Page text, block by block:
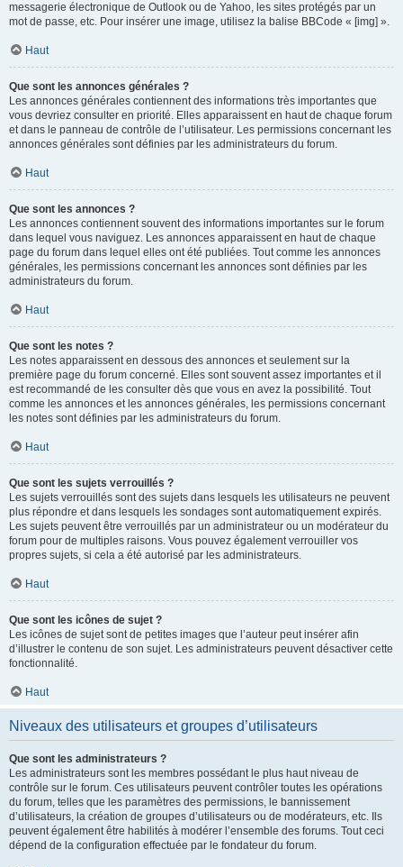
messagerie électronique de Outlook ou de Yahoo, les sites protégés par un
mot de passe, etc. Pour insérer une image, utilisez la balise BBCode « [img] ».
Haut
Que sont les annonces générales ?
Les annonces générales contiennent des informations très importantes que
vous devriez consulter en priorité. Elles apparaissent en haut de chaque forum
et dans le panneau de contrôle de l’utilisateur. Les permissions concernant les
annonces générales sont définies par les administrateurs du forum.
Haut
Que sont les annonces ?
Les annonces contiennent souvent des informations importantes sur le forum
dans lequel vous naviguez. Les annonces apparaissent en haut de chaque
page du forum dans lequel elles ont été publiées. Tout comme les annonces
générales, les permissions concernant les annonces sont définies par les
administrateurs du forum.
Haut
Que sont les notes ?
Les notes apparaissent en dessous des annonces et seulement sur la
première page du forum concerné. Elles sont souvent assez importantes et il
est recommandé de les consulter dès que vous en avez la possibilité. Tout
comme les annonces et les annonces générales, les permissions concernant
les notes sont définies par les administrateurs du forum.
Haut
Que sont les sujets verrouillés ?
Les sujets verrouillés sont des sujets dans lesquels les utilisateurs ne peuvent
plus répondre et dans lesquels les sondages sont automatiquement expirés.
Les sujets peuvent être verrouillés par un administrateur ou un modérateur du
forum pour de multiples raisons. Vous pouvez également verrouiller vos
propres sujets, si cela a été autorisé par les administrateurs.
Haut
Que sont les icônes de sujet ?
Les icônes de sujet sont de petites images que l’auteur peut insérer afin
d’illustrer le contenu de son sujet. Les administrateurs peuvent désactiver cette
fonctionnalité.
Haut
Niveaux des utilisateurs et groupes d’utilisateurs
Que sont les administrateurs ?
Les administrateurs sont les membres possédant le plus haut niveau de
contrôle sur le forum. Ces utilisateurs peuvent contrôler toutes les opérations
du forum, telles que les paramètres des permissions, le bannissement
d’utilisateurs, la création de groupes d’utilisateurs ou de modérateurs, etc. Ils
peuvent également être habilités à modérer l’ensemble des forums. Tout ceci
dépend de la configuration effectuée par le fondateur du forum.